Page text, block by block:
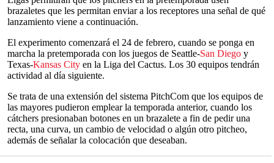
brazaletes que les permitan enviar a los receptores una señal de qué
lanzamiento viene a continuación.
El experimento comenzará el 24 de febrero, cuando se ponga en
marcha la pretemporada con los juegos de Seattle-San Diego y
Texas-Kansas City en la Liga del Cactus. Los 30 equipos tendrán
actividad al día siguiente.
Se trata de una extensión del sistema PitchCom que los equipos de
las mayores pudieron emplear la temporada anterior, cuando los
cátchers presionaban botones en un brazalete a fin de pedir una
recta, una curva, un cambio de velocidad o algún otro pitcheo,
además de señalar la colocación que deseaban.